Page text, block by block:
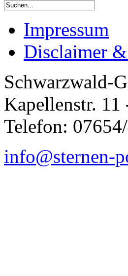
Impressum
Disclaimer
Schwarzwald-
Kapellenstr.
Telefon:
info@sternen-